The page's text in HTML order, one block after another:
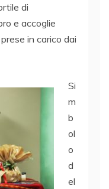
di
e accoglie
in carico dai
Si
m
b
ol
o
d
el